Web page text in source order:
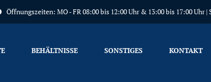
Öffnungszeiten: MO - FR 08:00 bis 12:00 Uhr & 13:00 bis 17:00 Uhr |
BEHÄLTNISSE SONSTIGES KONTAKT